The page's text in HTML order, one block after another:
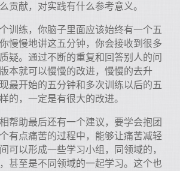
贡献，对实践有什么参考意义。
训练，你脑子里面应该始终有一个五
慢慢地讲这五分钟，你会接收到很多
疑。通过不断的重复和回答别人的问
本就可以慢慢的改进，慢慢的去升
最开始的五分钟和多次训练以后的五
的，一定是有很大的改进。
帮助最后还有一个建议，要学会抱团
有点痛苦的过程中，能够让痛苦减轻
可以形成一些学习小组，同领域的，
甚至是不同领域的一起学习。这个也